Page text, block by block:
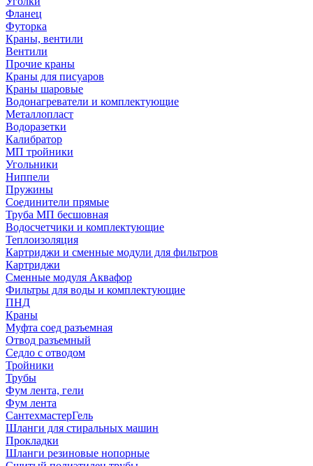
Фланец
Футорка
Краны, вентили
Вентили
Прочие краны
Краны для писуаров
Краны шаровые
Водонагреватели и комплектующие
Металлопласт
Водоразетки
Калибратор
МП тройники
Угольники
Ниппели
Пружины
Соединители прямые
Труба МП бесшовная
Водосчетчики и комплектующие
Теплоизоляция
Картриджи и сменные модули для фильтров
Картриджи
Сменные модуля Аквафор
Фильтры для воды и комплектующие
ПНД
Краны
Муфта соед разъемная
Отвод разъемный
Седло с отводом
Тройники
Трубы
Фум лента, гели
Фум лента
СантехмастерГель
Шланги для стиральных машин
Прокладки
Шланги резиновые нопорные